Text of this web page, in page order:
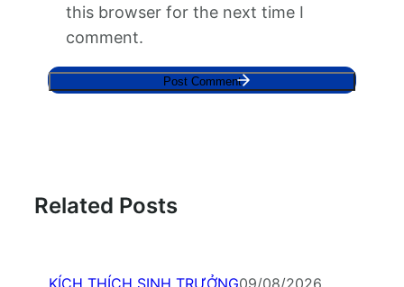
this browser for the next time I
comment.
Related Posts
KÍCH THÍCH SINH TRƯỞNG09/08/2026